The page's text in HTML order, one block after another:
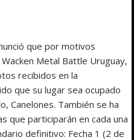
que por motivos
Metal Battle Uruguay,
recibidos en la
que su lugar sea ocupado
Canelones. También se ha
que participarán en cada una
definitivo: Fecha 1 (2 de